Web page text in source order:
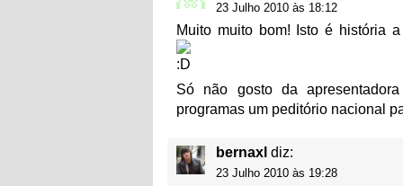
23 Julho 2010 às 18:12
Muito muito bom! Isto é história
Só não gosto da
programas um peditório nacional
bernaxl diz:
23 Julho 2010 às 19:28